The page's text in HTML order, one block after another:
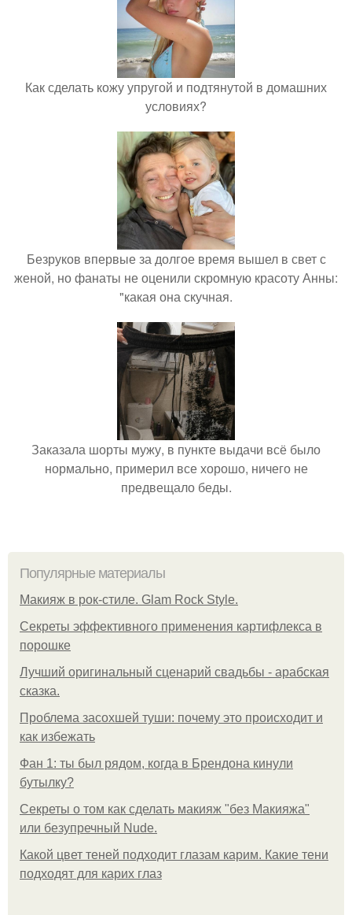
Как сделать кожу упругой и подтянутой в домашних
условиях?
Безруков впервые за долгое время вышел в свет с
женой, но фанаты не оценили скромную красоту Анны:
"какая она скучная.
Заказала шорты мужу, в пункте выдачи всё было
нормально, примерил все хорошо, ничего не
предвещало беды.
Популярные материалы
Макияж в рок-стиле. Glam Rock Style.
Секреты эффективного применения картифлекса в
порошке
Лучший оригинальный сценарий свадьбы - арабская
сказка.
Проблема засохшей туши: почему это происходит и
как избежать
Фан 1: ты был рядом, когда в Брендона кинули
бутылку?
Секреты о том как сделать макияж "без Макияжа"
или безупречный Nude.
Какой цвет теней подходит глазам карим. Какие тени
подходят для карих глаз